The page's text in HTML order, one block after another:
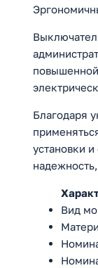
Благодаря
установки
Вид